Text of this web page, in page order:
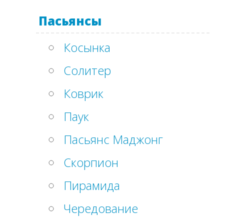
Пасьянсы
Косынка
Солитер
Коврик
Паук
Пасьянс Маджонг
Скорпион
Пирамида
Чередование